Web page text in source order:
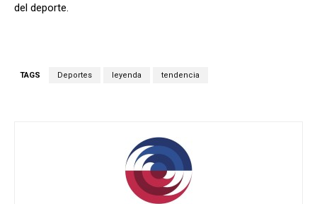
del deporte.
TAGS Deportes leyenda tendencia